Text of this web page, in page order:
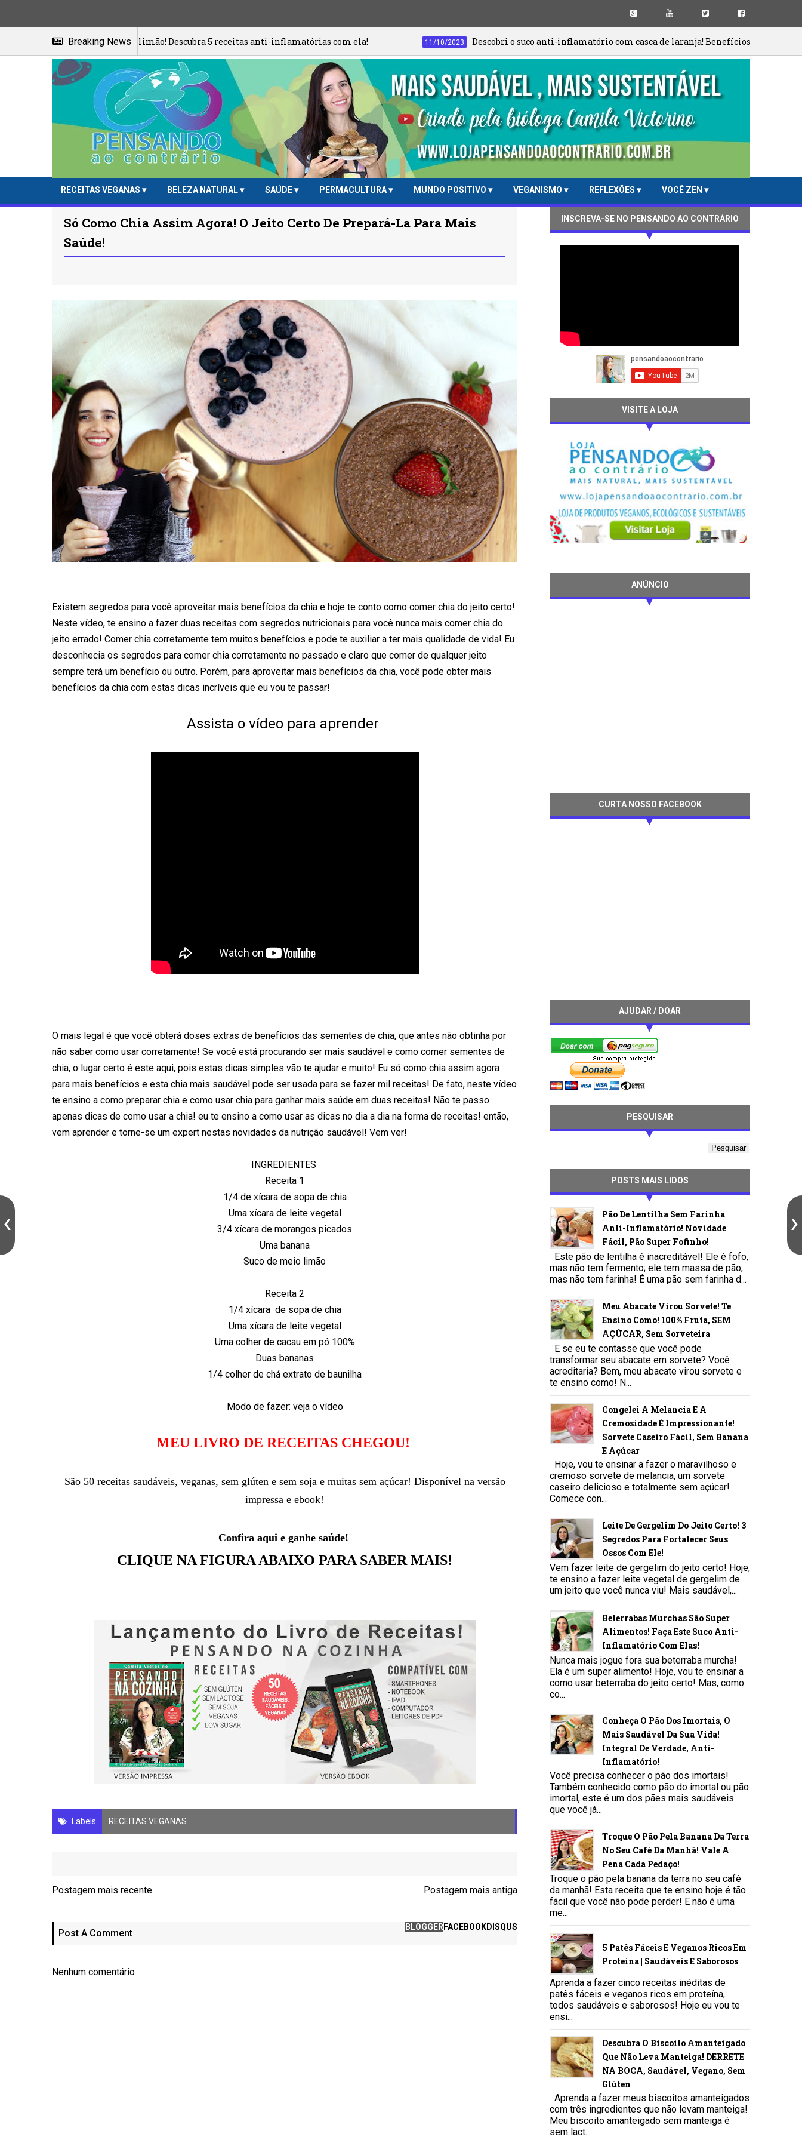
Breaking News
fora a casca do limão! Descubra 5 receitas anti-inflamatórias com ela! 11/10/2023 Descobri o suco anti-inflamatório com casca de laranja! Benefícios únicos! Não jogue fora!
RECEITAS VEGANAS BELEZA NATURAL SAÚDE PERMACULTURA MUNDO POSITIVO VEGANISMO REFLEXÕES VOCÊ ZEN
Só Como Chia Assim Agora! O Jeito Certo De Prepará-La Para Mais
Saúde!
Existem segredos para você aproveitar mais benefícios da chia e hoje te conto como comer chia do jeito certo!
Neste vídeo, te ensino a fazer duas receitas com segredos nutricionais para você nunca mais comer chia do
jeito errado! Comer chia corretamente tem muitos benefícios e pode te auxiliar a ter mais qualidade de vida! Eu
desconhecia os segredos para comer chia corretamente no passado e claro que comer de qualquer jeito
sempre terá um benefício ou outro. Porém, para aproveitar mais benefícios da chia, você pode obter mais
benefícios da chia com estas dicas incríveis que eu vou te passar!
Assista o vídeo para aprender
O mais legal é que você obterá doses extras de benefícios das sementes de chia, que antes não obtinha por
não saber como usar corretamente! Se você está procurando ser mais saudável e como comer sementes de
chia, o lugar certo é este aqui, pois estas dicas simples vão te ajudar e muito! Eu só como chia assim agora
para mais benefícios e esta chia mais saudável pode ser usada para se fazer mil receitas! De fato, neste vídeo
te ensino a como preparar chia e como usar chia para ganhar mais saúde em duas receitas! Não te passo
apenas dicas de como usar a chia! eu te ensino a como usar as dicas no dia a dia na forma de receitas! então,
vem aprender e torne-se um expert nestas novidades da nutrição saudável! Vem ver!
INGREDIENTES
Receita 1
1/4 de xícara de sopa de chia
Uma xícara de leite vegetal
3/4 xícara de morangos picados
Uma banana
Suco de meio limão
Receita 2
1/4 xícara de sopa de chia
Uma xícara de leite vegetal
Uma colher de cacau em pó 100%
Duas bananas
1/4 colher de chá extrato de baunilha
Modo de fazer: veja o vídeo
MEU LIVRO DE RECEITAS CHEGOU!
São 50 receitas saudáveis, veganas, sem glúten e sem soja e muitas sem açúcar! Disponível na versão
impressa e ebook!
Confira aqui e ganhe saúde!
CLIQUE NA FIGURA ABAIXO PARA SABER MAIS!
Labels RECEITAS VEGANAS
Postagem mais recente Postagem mais antiga
Post A Comment
BLOGGER FACEBOOKDISQUS
Nenhum comentário :
INSCREVA-SE NO PENSANDO AO CONTRÁRIO
VISITE A LOJA
ANÚNCIO
CURTA NOSSO FACEBOOK
AJUDAR / DOAR
PESQUISAR
POSTS MAIS LIDOS
Pão De Lentilha Sem Farinha
Anti-Inflamatório! Novidade
Fácil, Pão Super Fofinho!
Este pão de lentilha é inacreditável! Ele é fofo,
mas não tem fermento; ele tem massa de pão,
mas não tem farinha! É uma pão sem farinha d...
Meu Abacate Virou Sorvete! Te
Ensino Como! 100% Fruta, SEM
AÇÚCAR, Sem Sorveteira
E se eu te contasse que você pode
transformar seu abacate em sorvete? Você
acreditaria? Bem, meu abacate virou sorvete e
te ensino como! N...
Congelei A Melancia E A
Cremosidade É Impressionante!
Sorvete Caseiro Fácil, Sem Banana
E Açúcar
Hoje, vou te ensinar a fazer o maravilhoso e
cremoso sorvete de melancia, um sorvete
caseiro delicioso e totalmente sem açúcar!
Comece con...
Leite De Gergelim Do Jeito Certo! 3
Segredos Para Fortalecer Seus
Ossos Com Ele!
Vem fazer leite de gergelim do jeito certo! Hoje,
te ensino a fazer leite vegetal de gergelim de
um jeito que você nunca viu! Mais saudável,...
Beterrabas Murchas São Super
Alimentos! Faça Este Suco Anti-
Inflamatório Com Elas!
Nunca mais jogue fora sua beterraba murcha!
Ela é um super alimento! Hoje, vou te ensinar a
como usar beterraba do jeito certo! Mas, como
co...
Conheça O Pão Dos Imortais, O
Mais Saudável Da Sua Vida!
Integral De Verdade, Anti-
Inflamatório!
Você precisa conhecer o pão dos imortais!
Também conhecido como pão do imortal ou pão
imortal, este é um dos pães mais saudáveis
que você já...
Troque O Pão Pela Banana Da Terra
No Seu Café Da Manhã! Vale A
Pena Cada Pedaço!
Troque o pão pela banana da terra no seu café
da manhã! Esta receita que te ensino hoje é tão
fácil que você não pode perder! E não é uma
me...
5 Patês Fáceis E Veganos Ricos Em
Proteína | Saudáveis E Saborosos
Aprenda a fazer cinco receitas inéditas de
patês fáceis e veganos ricos em proteína,
todos saudáveis e saborosos! Hoje eu vou te
ensi...
Descubra O Biscoito Amanteigado
Que Não Leva Manteiga! DERRETE
NA BOCA, Saudável, Vegano, Sem
Glúten
Aprenda a fazer meus biscoitos amanteigados
com três ingredientes que não levam manteiga!
Meu biscoito amanteigado sem manteiga é
sem lact...